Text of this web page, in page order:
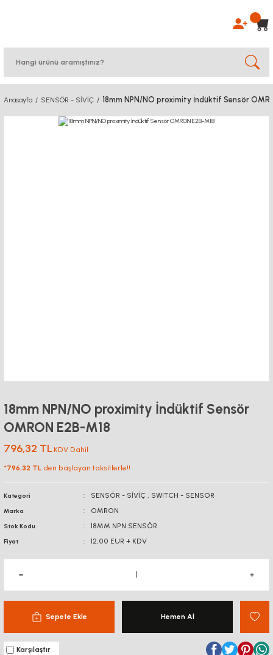
Anasayfa SENSÖR - SİVİÇ 18mm NPN/NO proximity İndüktif Sensör
18mm NPN/NO proximity İndüktif Sensör
OMRON E2B-M18
796,32 TL KDV Dahil
*796,32 TL den başlayan taksitlerle!!
Kategori SENSÖR - SİVİÇ , SWITCH - SENSÖR
Marka OMRON
Stok Kodu 18MM NPN SENSÖR
Fiyat 12,00 EUR + KDV
Sepete Ekle Hemen Al
Karşılaştır